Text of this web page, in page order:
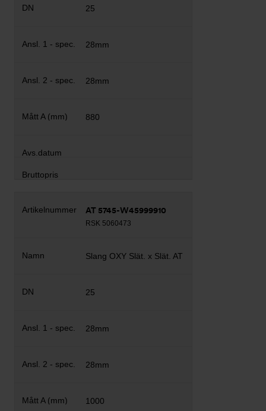
25
28mm
28mm
880
AT 5745-W45999910
RSK 5060473
Slang OXY Slät. x Slät. AT
25
28mm
28mm
1000